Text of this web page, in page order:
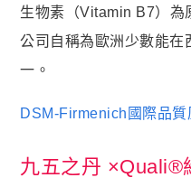
御寧．甘胺酸鎂
皇穩．苦瓜胜肽+酵母鉻
鐵騎．PCTII+葡萄糖胺+軟
黑帝．生物素+鋅+鐵+白首
 九五闆闆的蝦皮套件
生物素（Vitamin B7）為
公司自稱為歐洲少數能在
一。
DSM-Firmenich國際品質
九五之丹 ×Quali®